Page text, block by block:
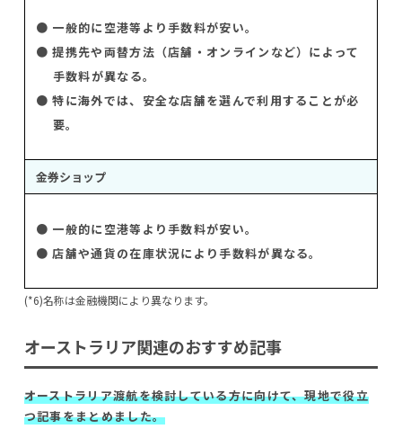
● 一般的に空港等より手数料が安い。
● 提携先や両替方法（店舗・オンラインなど）によって
手数料が異なる。
● 特に海外では、安全な店舗を選んで利用することが必
要。
金券ショップ
● 一般的に空港等より手数料が安い。
● 店舗や通貨の在庫状況により手数料が異なる。
(*6)名称は金融機関により異なります。
オーストラリア関連のおすすめ記事
オーストラリア渡航を検討している方に向けて、現地で役立
つ記事をまとめました。